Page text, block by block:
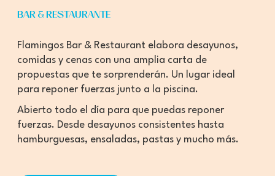
BAR & RESTAURANTE
Flamingos Bar & Restaurant elabora desayunos,
comidas y cenas con una amplia carta de
propuestas que te sorprenderán. Un lugar ideal
para reponer fuerzas junto a la piscina.
Abierto todo el día para que puedas reponer
fuerzas. Desde desayunos consistentes hasta
hamburguesas, ensaladas, pastas y mucho más.